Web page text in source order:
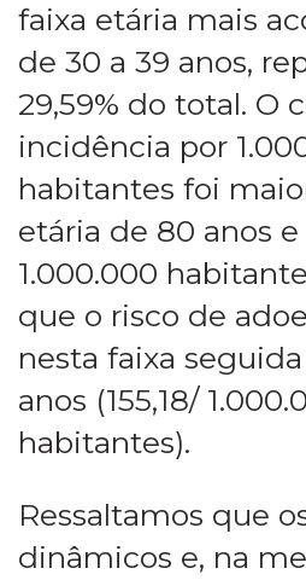
faixa etária mais
de 30 a 39 anos,
29,59% do total. O
incidência por
habitantes foi
etária de 80 anos e
1.000.000
que o risco de
nesta faixa
anos (155,18/
habitantes).
Ressaltamos que
dinâmicos e, na